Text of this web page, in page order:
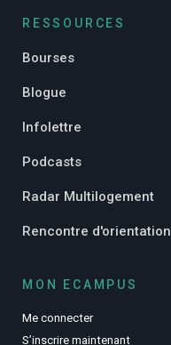
RESSOURCES
Bourses
Blogue
Infolettre
Podcasts
Radar Multilogement
Rencontre d'orientation
MON ECAMPUS
Me connecter
S’inscrire maintenant